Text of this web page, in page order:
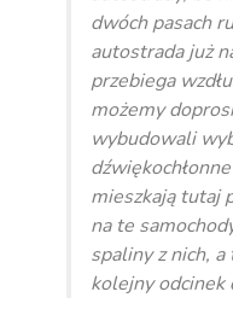
dwóch pasach
autostrada już
przebiega
możemy
wybudowali
mieszkają tutaj
na te
spaliny z nich,
kolejny odcinek